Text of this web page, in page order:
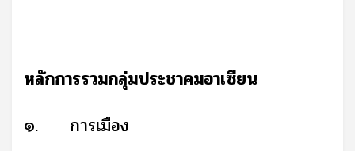
หลักการรวมกลุ่มประชาคมอาเซียน
๑.
การเมือง